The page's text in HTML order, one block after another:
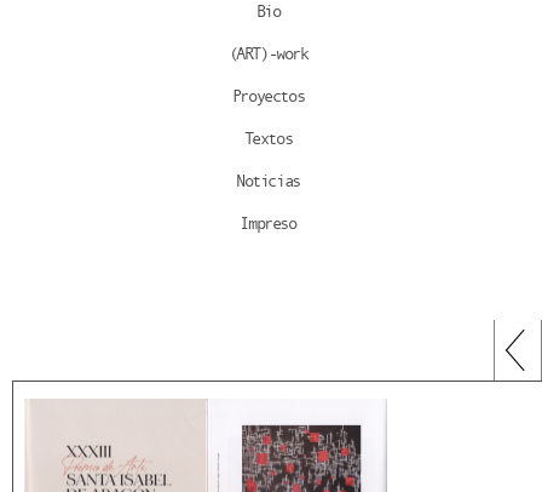
Bio
(ART)-work
Proyectos
Textos
Noticias
Impreso